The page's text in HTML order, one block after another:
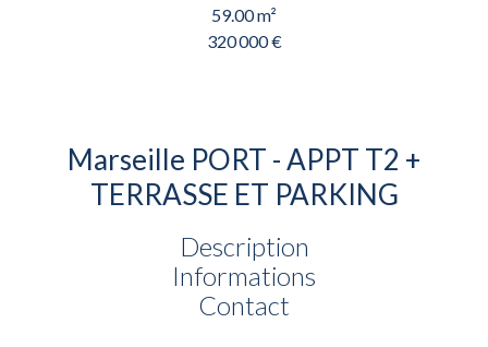
59.00m²
320 000 €
Marseille PORT - APPT T2 +
TERRASSE ET PARKING
Description
Informations
Contact